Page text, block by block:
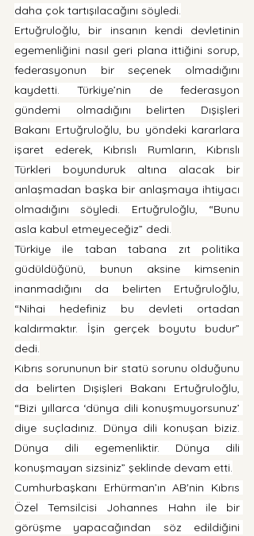
daha çok tartışılacağını söyledi.
Ertuğruloğlu, bir insanın kendi devletinin
egemenliğini nasıl geri plana ittiğini sorup,
federasyonun bir seçenek olmadığını
kaydetti. Türkiye’nin de federasyon
gündemi olmadığını belirten Dışişleri
Bakanı Ertuğruloğlu, bu yöndeki kararlara
işaret ederek, Kıbrıslı Rumların, Kıbrıslı
Türkleri boyunduruk altına alacak bir
anlaşmadan başka bir anlaşmaya ihtiyacı
olmadığını söyledi. Ertuğruloğlu, “Bunu
asla kabul etmeyeceğiz” dedi.
Türkiye ile taban tabana zıt politika
güdüldüğünü, bunun aksine kimsenin
inanmadığını da belirten Ertuğruloğlu,
“Nihai hedefiniz bu devleti ortadan
kaldırmaktır. İşin gerçek boyutu budur”
dedi.
Kıbrıs sorununun bir statü sorunu olduğunu
da belirten Dışişleri Bakanı Ertuğruloğlu,
“Bizi yıllarca ‘dünya dili konuşmuyorsunuz’
diye suçladınız. Dünya dili konuşan biziz.
Dünya dili egemenliktir. Dünya dili
konuşmayan sizsiniz” şeklinde devam etti.
Cumhurbaşkanı Erhürman’ın AB'nin Kıbrıs
Özel Temsilcisi Johannes Hahn ile bir
görüşme yapacağından söz edildiğini